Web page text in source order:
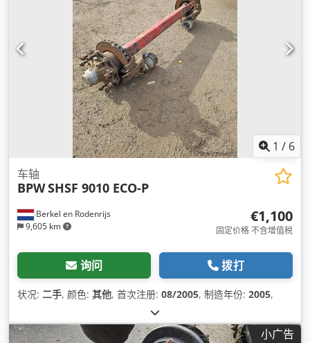
1 / 6
Berkel en Rodenrijs
9,605 km
车轴
BPWSHSF 9010 ECO-P
€1,100
固定价格 不含增值税
询问 拨打
状况: 二手, 颜色: 其他, 首次注册: 08/2005, 制造年份: 2005,
小广告